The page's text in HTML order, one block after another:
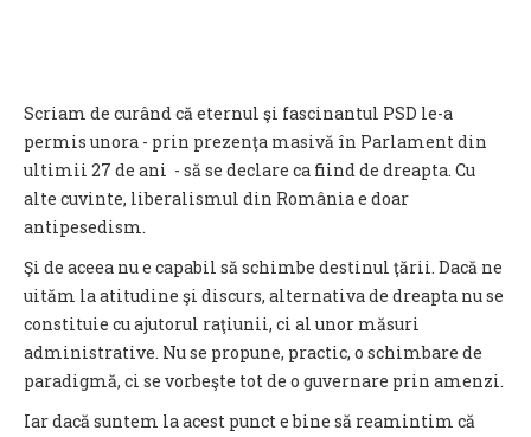
Scriam de curând că eternul şi fascinantul PSD le-a
permis unora - prin prezenţa masivă în Parlament din
ultimii 27 de ani - să se declare ca fiind de dreapta. Cu
alte cuvinte, liberalismul din România e doar
antipesedism.
Şi de aceea nu e capabil să schimbe destinul ţării. Dacă ne
uităm la atitudine şi discurs, alternativa de dreapta nu se
constituie cu ajutorul raţiunii, ci al unor măsuri
administrative. Nu se propune, practic, o schimbare de
paradigmă, ci se vorbeşte tot de o guvernare prin amenzi.
Iar dacă suntem la acest punct e bine să reamintim că